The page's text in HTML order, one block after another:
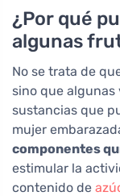
¿Por qué
algunas
No se trata de
sino que
sustancias que
mujer
componentes
estimular la
contenido de